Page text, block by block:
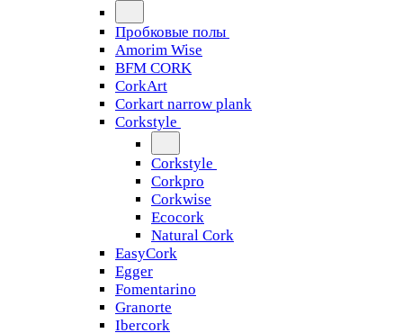
Пробковые полы
Amorim Wise
BFM CORK
CorkArt
Corkart narrow plank
Corkstyle
Corkstyle
Corkpro
Corkwise
Ecocork
Natural Cork
EasyCork
Egger
Fomentarino
Granorte
Ibercork